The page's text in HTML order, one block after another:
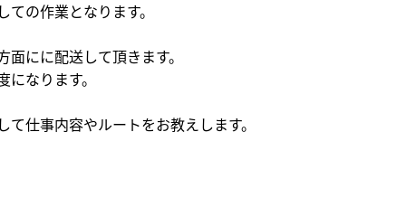
の作業となります。
にに配送して頂きます。
なります。
仕事内容やルートをお教えします。